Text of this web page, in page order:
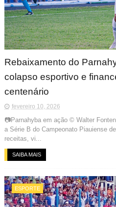
Rebaixamento do
colapso esportivo e
centenário
fevereiro 10, 2026
📷Parnahyba em ação © Walter
a Série B do Campeonato Piauiense
receitas, vi...
SAIBA MAIS
ESPORTE